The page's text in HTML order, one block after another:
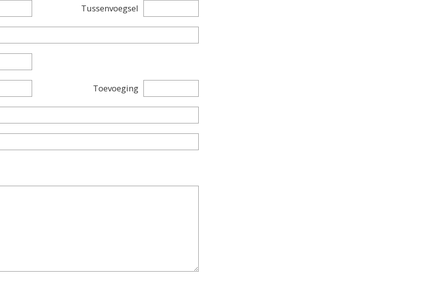
Tussenvoegsel
Toevoeging